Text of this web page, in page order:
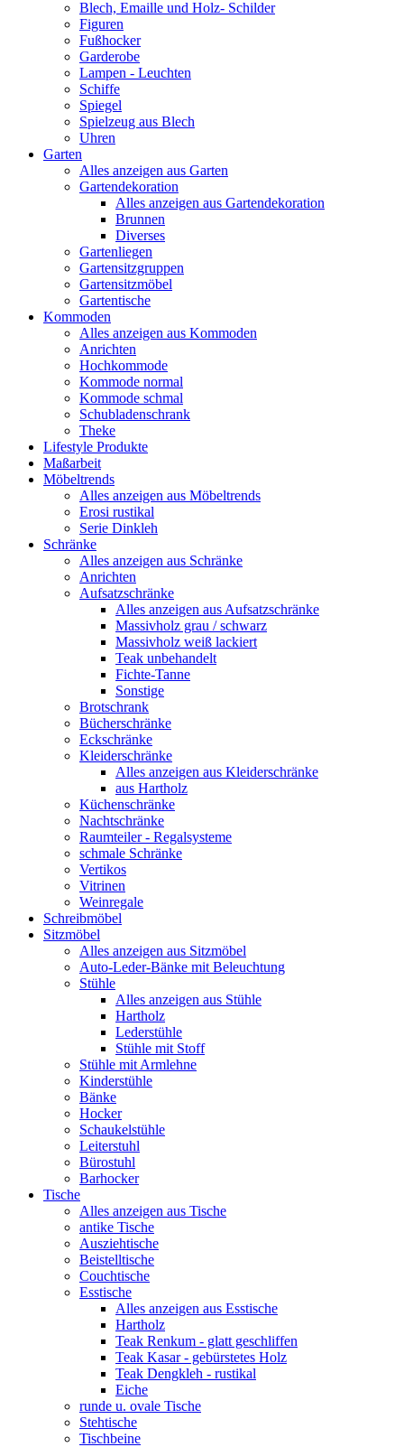
Blech, Emaille und Holz- Schilder
Figuren
Fußhocker
Garderobe
Lampen - Leuchten
Schiffe
Spiegel
Spielzeug aus Blech
Uhren
Garten
Alles anzeigen aus Garten
Gartendekoration
Alles anzeigen aus Gartendekoration
Brunnen
Diverses
Gartenliegen
Gartensitzgruppen
Gartensitzmöbel
Gartentische
Kommoden
Alles anzeigen aus Kommoden
Anrichten
Hochkommode
Kommode normal
Kommode schmal
Schubladenschrank
Theke
Lifestyle Produkte
Maßarbeit
Möbeltrends
Alles anzeigen aus Möbeltrends
Erosi rustikal
Serie Dinkleh
Schränke
Alles anzeigen aus Schränke
Anrichten
Aufsatzschränke
Alles anzeigen aus Aufsatzschränke
Massivholz grau / schwarz
Massivholz weiß lackiert
Teak unbehandelt
Fichte-Tanne
Sonstige
Brotschrank
Bücherschränke
Eckschränke
Kleiderschränke
Alles anzeigen aus Kleiderschränke
aus Hartholz
Küchenschränke
Nachtschränke
Raumteiler - Regalsysteme
schmale Schränke
Vertikos
Vitrinen
Weinregale
Schreibmöbel
Sitzmöbel
Alles anzeigen aus Sitzmöbel
Auto-Leder-Bänke mit Beleuchtung
Stühle
Alles anzeigen aus Stühle
Hartholz
Lederstühle
Stühle mit Stoff
Stühle mit Armlehne
Kinderstühle
Bänke
Hocker
Schaukelstühle
Leiterstuhl
Bürostuhl
Barhocker
Tische
Alles anzeigen aus Tische
antike Tische
Ausziehtische
Beistelltische
Couchtische
Esstische
Alles anzeigen aus Esstische
Hartholz
Teak Renkum - glatt geschliffen
Teak Kasar - gebürstetes Holz
Teak Dengkleh - rustikal
Eiche
runde u. ovale Tische
Stehtische
Tischbeine